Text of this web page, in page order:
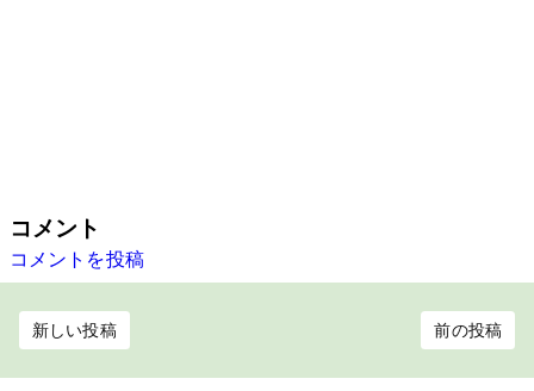
コメント
コメントを投稿
新しい投稿 前の投稿